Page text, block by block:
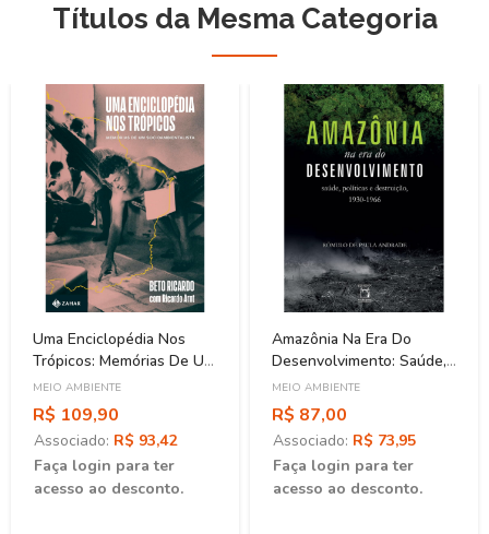
Títulos da Mesma Categoria
Uma Enciclopédia Nos
Trópicos: Memórias De Um
Socioambientalista
MEIO AMBIENTE
R$ 109,90
Associado: R$ 93,42
Faça login para ter
acesso ao desconto.
Amazônia Na Era Do
Desenvolvimento: Saúde,
Políticas E Destruição
(1930-1966)
MEIO AMBIENTE
R$ 87,00
Associado: R$ 73,95
Faça login para ter
acesso ao desconto.